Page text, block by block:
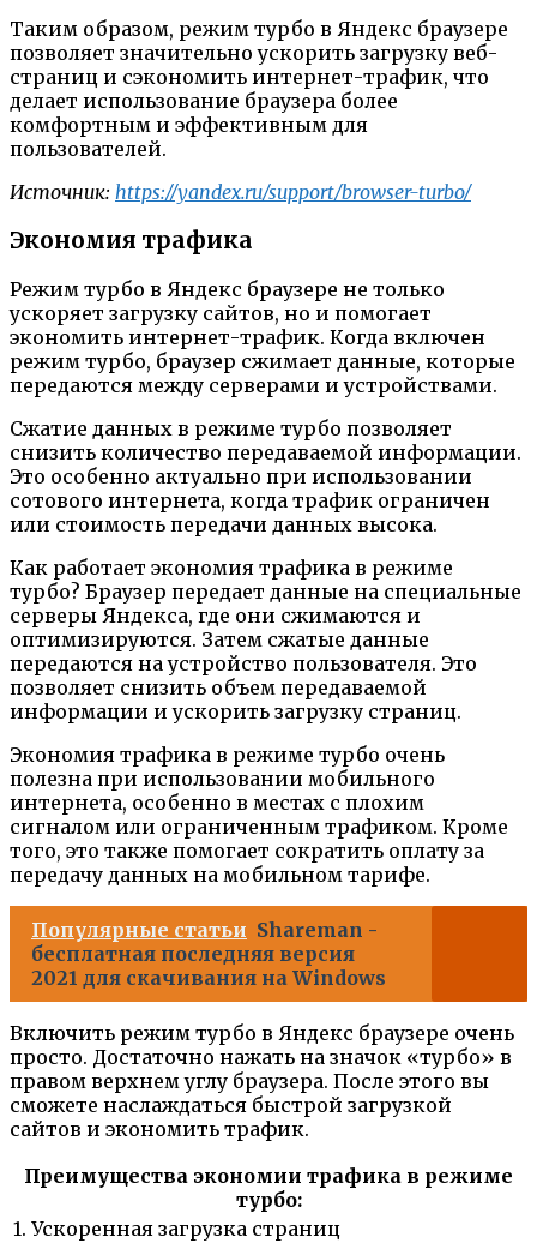
Таким образом, режим турбо в Яндекс браузере
позволяет значительно ускорить загрузку веб-
страниц и сэкономить интернет-трафик, что
делает использование браузера более
комфортным и эффективным для
пользователей.
Источник: https://yandex.ru/support/browser-turbo/
Экономия трафика
Режим турбо в Яндекс браузере не только
ускоряет загрузку сайтов, но и помогает
экономить интернет-трафик. Когда включен
режим турбо, браузер сжимает данные, которые
передаются между серверами и устройствами.
Сжатие данных в режиме турбо позволяет
снизить количество передаваемой информации.
Это особенно актуально при использовании
сотового интернета, когда трафик ограничен
или стоимость передачи данных высока.
Как работает экономия трафика в режиме
турбо? Браузер передает данные на специальные
серверы Яндекса, где они сжимаются и
оптимизируются. Затем сжатые данные
передаются на устройство пользователя. Это
позволяет снизить объем передаваемой
информации и ускорить загрузку страниц.
Экономия трафика в режиме турбо очень
полезна при использовании мобильного
интернета, особенно в местах с плохим
сигналом или ограниченным трафиком. Кроме
того, это также помогает сократить оплату за
передачу данных на мобильном тарифе.
Популярные статьи Shareman -
бесплатная последняя версия
2021 для скачивания на Windows
Включить режим турбо в Яндекс браузере очень
просто. Достаточно нажать на значок «турбо» в
правом верхнем углу браузера. После этого вы
сможете наслаждаться быстрой загрузкой
сайтов и экономить трафик.
Преимущества экономии трафика в режиме
турбо:
1. Ускоренная загрузка страниц